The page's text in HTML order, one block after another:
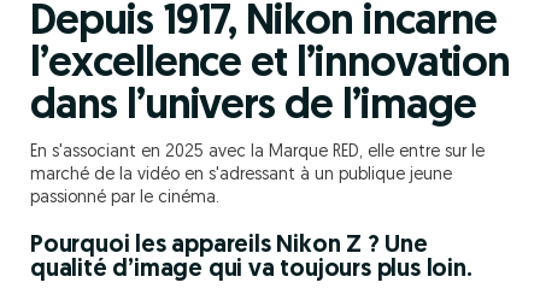
Depuis 1917, Nikon incarne
l’excellence et l’innovation
dans l’univers de l’image
En s'associant en 2025 avec la Marque RED, elle entre sur le
marché de la vidéo en s'adressant à un publique jeune
passionné par le cinéma.
Pourquoi les appareils Nikon Z ? Une
qualité d’image qui va toujours plus loin.